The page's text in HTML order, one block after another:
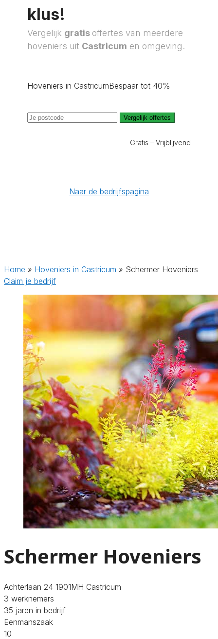
klus!
Vergelijk gratis offertes van meerdere
hoveniers uit Castricum en omgeving.
Hoveniers in CastricumBespaar tot 40%
Vergelijk offertes
Gratis – Vrijblijvend
Naar de bedrijfspagina
Home » Hoveniers in Castricum » Schermer Hoveniers
Claim je bedrijf
Schermer Hoveniers
Achterlaan 24 1901MH Castricum
3 werknemers
35 jaren in bedrijf
Eenmanszaak
10